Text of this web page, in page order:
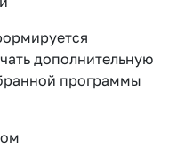
дополнительную
программы